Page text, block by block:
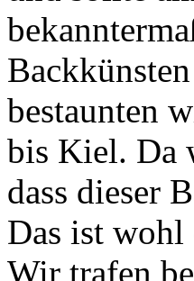
bestaunten
bis Kiel. Da
dass dieser
Das ist
Wir trafen